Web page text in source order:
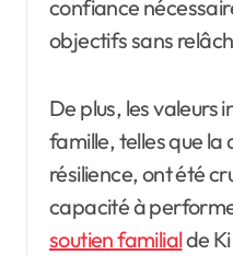
confiance
objectifs sans
De plus, les valeurs
famille, telles que la
résilience, ont été
capacité à
soutien familialde